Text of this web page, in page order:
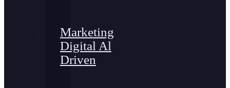
Marketing
Digital Al
Driven